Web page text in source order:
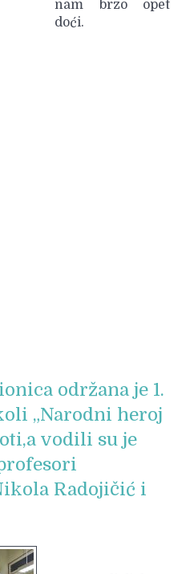
nam brzo opet
doći.
održana je 1.
„Narodni heroj
vodili su je
Radojičić i